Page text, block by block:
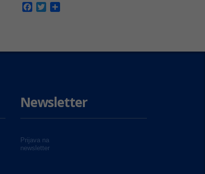
Facebook
Twitter
Newsletter
Prijava na
newsletter